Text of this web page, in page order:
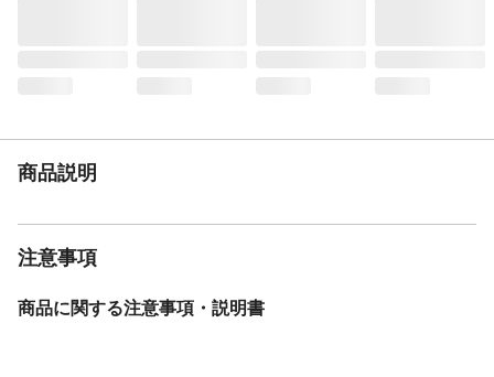
商品説明
注意事項
商品に関する注意事項・説明書